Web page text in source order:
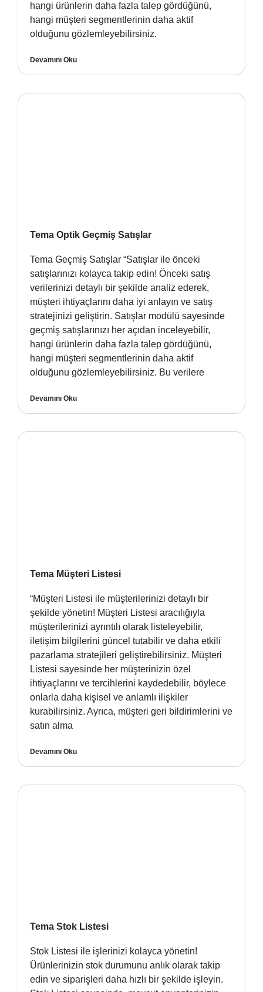
hangi ürünlerin daha fazla talep gördüğünü,
hangi müşteri segmentlerinin daha aktif
olduğunu gözlemleyebilirsiniz.
Devamını Oku
Tema Optik Geçmiş Satışlar
Tema Geçmiş Satışlar “Satışlar ile önceki
satışlarınızı kolayca takip edin! Önceki satış
verilerinizi detaylı bir şekilde analiz ederek,
müşteri ihtiyaçlarını daha iyi anlayın ve satış
stratejinizi geliştirin. Satışlar modülü sayesinde
geçmiş satışlarınızı her açıdan inceleyebilir,
hangi ürünlerin daha fazla talep gördüğünü,
hangi müşteri segmentlerinin daha aktif
olduğunu gözlemleyebilirsiniz. Bu verilere
Devamını Oku
Tema Müşteri Listesi
“Müşteri Listesi ile müşterilerinizi detaylı bir
şekilde yönetin! Müşteri Listesi aracılığıyla
müşterilerinizi ayrıntılı olarak listeleyebilir,
iletişim bilgilerini güncel tutabilir ve daha etkili
pazarlama stratejileri geliştirebilirsiniz. Müşteri
Listesi sayesinde her müşterinizin özel
ihtiyaçlarını ve tercihlerini kaydedebilir, böylece
onlarla daha kişisel ve anlamlı ilişkiler
kurabilirsiniz. Ayrıca, müşteri geri bildirimlerini ve
satın alma
Devamını Oku
Tema Stok Listesi
Stok Listesi ile işlerinizi kolayca yönetin!
Ürünlerinizin stok durumunu anlık olarak takip
edin ve siparişleri daha hızlı bir şekilde işleyin.